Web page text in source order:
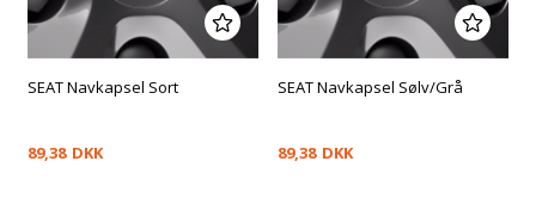
SEAT Navkapsel Sort
89,38 DKK
SEAT Navkapsel Sølv/Grå
89,38 DKK